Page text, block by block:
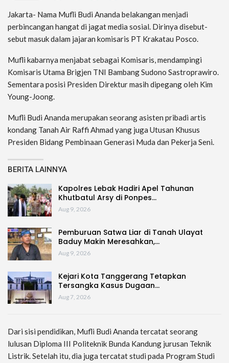
Jakarta- Nama Mufli Budi Ananda belakangan menjadi
perbincangan hangat di jagat media sosial. Dirinya disebut-
sebut masuk dalam jajaran komisaris PT Krakatau Posco.
Mufli kabarnya menjabat sebagai Komisaris, mendampingi
Komisaris Utama Brigjen TNI Bambang Sudono Sastroprawiro.
Sementara posisi Presiden Direktur masih dipegang oleh Kim
Young-Joong.
Mufli Budi Ananda merupakan seorang asisten pribadi artis
kondang Tanah Air Raffi Ahmad yang juga Utusan Khusus
Presiden Bidang Pembinaan Generasi Muda dan Pekerja Seni.
BERITA LAINNYA
Kapolres Lebak Hadiri Apel Tahunan
Khutbatul Arsy di Ponpes…
Aug 9, 2026
Pemburuan Satwa Liar di Tanah Ulayat
Baduy Makin Meresahkan,…
Aug 9, 2026
Kejari Kota Tanggerang Tetapkan
Tersangka Kasus Dugaan…
Aug 7, 2026
Dari sisi pendidikan, Mufli Budi Ananda tercatat seorang
lulusan Diploma III Politeknik Bunda Kandung jurusan Teknik
Listrik. Setelah itu, dia juga tercatat studi pada Program Studi